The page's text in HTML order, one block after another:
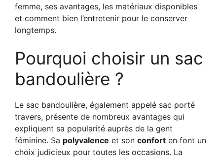
femme, ses avantages, les matériaux disponibles
et comment bien l’entretenir pour le conserver
longtemps.
Pourquoi choisir un sac
bandoulière ?
Le sac bandoulière, également appelé sac porté
travers, présente de nombreux avantages qui
expliquent sa popularité auprès de la gent
féminine. Sa polyvalence et son confort en font un
choix judicieux pour toutes les occasions. La